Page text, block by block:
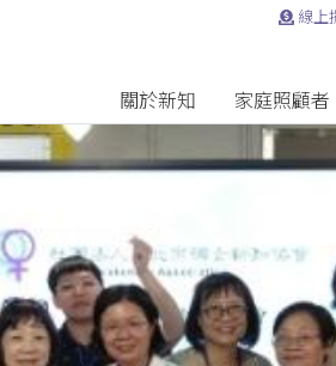
線上
關於新知 家庭照顧者